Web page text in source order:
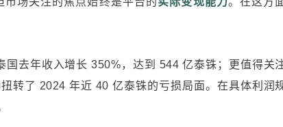
去年收入增长 350%，达到 544 亿泰铢；更值得关
扭转了 2024 年近 40 亿泰铢的亏损局面。在具体利润